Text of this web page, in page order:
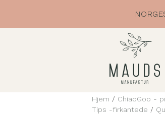
content
Hjem / ChiaoGoo -
Tips -firkantede /